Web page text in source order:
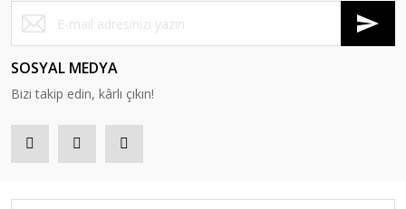
SOSYAL MEDYA
Bizi takip edin, kârlı çıkın!